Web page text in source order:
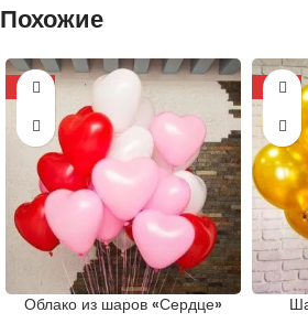
Похожие
-16%
Облако из шаров «Сердце»
-13%